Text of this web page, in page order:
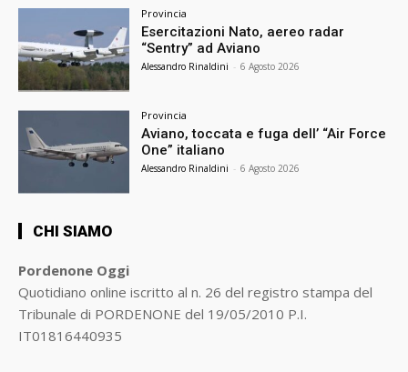
Provincia
Esercitazioni Nato, aereo radar
“Sentry” ad Aviano
Alessandro Rinaldini - 6 Agosto 2026
Provincia
Aviano, toccata e fuga dell’ “Air Force
One” italiano
Alessandro Rinaldini - 6 Agosto 2026
CHI SIAMO
Pordenone Oggi
Quotidiano online iscritto al n. 26 del registro stampa del
Tribunale di PORDENONE del 19/05/2010 P.I.
IT01816440935